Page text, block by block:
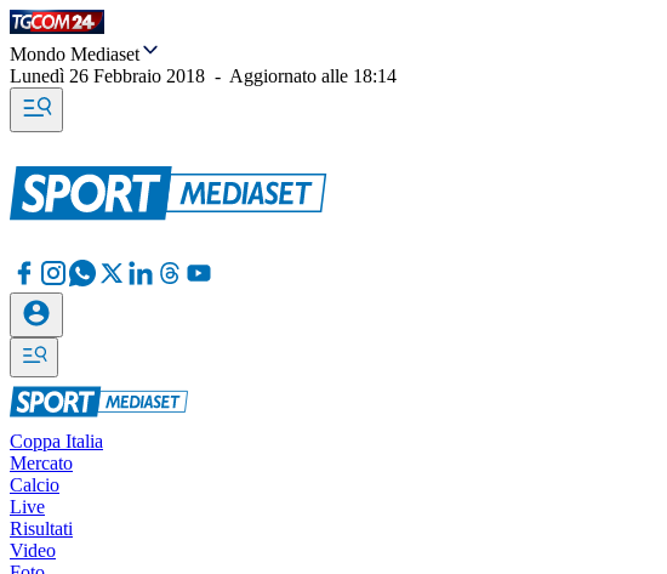
Mondo Mediaset
Lunedì 26 Febbraio 2018 - Aggiornato alle 18:14
Coppa Italia
Mercato
Calcio
Live
Risultati
Video